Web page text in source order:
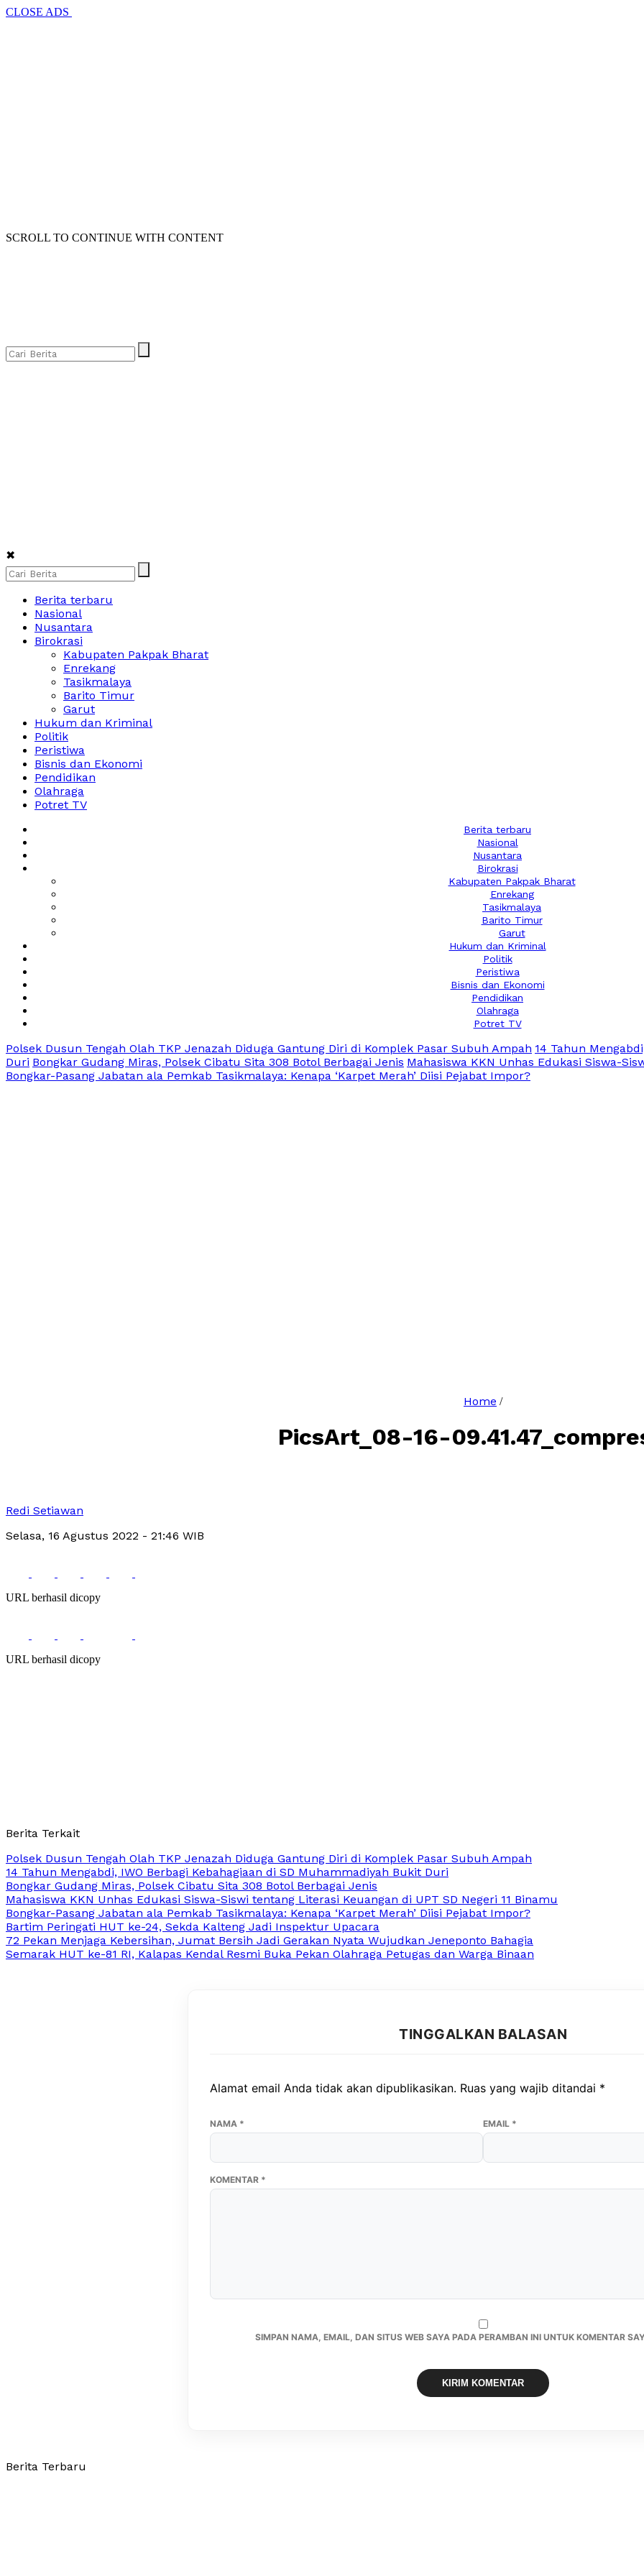
CLOSE ADS
SCROLL TO CONTINUE WITH CONTENT
✖
Berita terbaru
Nasional
Nusantara
Birokrasi
Kabupaten Pakpak Bharat
Enrekang
Tasikmalaya
Barito Timur
Garut
Hukum dan Kriminal
Politik
Peristiwa
Bisnis dan Ekonomi
Pendidikan
Olahraga
Potret TV
Berita terbaru
Nasional
Nusantara
Birokrasi
Kabupaten Pakpak Bharat
Enrekang
Tasikmalaya
Barito Timur
Garut
Hukum dan Kriminal
Politik
Peristiwa
Bisnis dan Ekonomi
Pendidikan
Olahraga
Potret TV
Polsek Dusun Tengah Olah TKP Jenazah Diduga Gantung Diri di Komplek Pasar Subuh Ampah 14 Tahun
Duri Bongkar Gudang Miras, Polsek Cibatu Sita 308 Botol Berbagai Jenis Mahasiswa KKN Unhas Edukasi Siswa-
Bongkar-Pasang Jabatan ala Pemkab Tasikmalaya: Kenapa ‘Karpet Merah’ Diisi Pejabat Impor?
Home /
PicsArt_08-16-
Redi Setiawan
Selasa, 16 Agustus 2022 - 21:46 WIB
URL berhasil dicopy
URL berhasil dicopy
Berita Terkait
Polsek Dusun Tengah Olah TKP Jenazah Diduga Gantung Diri di Komplek Pasar Subuh Ampah
14 Tahun Mengabdi, IWO Berbagi Kebahagiaan di SD Muhammadiyah Bukit Duri
Bongkar Gudang Miras, Polsek Cibatu Sita 308 Botol Berbagai Jenis
Mahasiswa KKN Unhas Edukasi Siswa-Siswi tentang Literasi Keuangan di UPT SD Negeri 11 Binamu
Bongkar-Pasang Jabatan ala Pemkab Tasikmalaya: Kenapa ‘Karpet Merah’ Diisi Pejabat Impor?
Bartim Peringati HUT ke-24, Sekda Kalteng Jadi Inspektur Upacara
72 Pekan Menjaga Kebersihan, Jumat Bersih Jadi Gerakan Nyata Wujudkan Jeneponto Bahagia
Semarak HUT ke-81 RI, Kalapas Kendal Resmi Buka Pekan Olahraga Petugas dan Warga Binaan
TINGGALKAN BALASAN
Alamat email Anda tidak akan dipublikasikan. Ruas yang wajib ditandai *
KOMENTAR *
NAMA * EMAIL *
SIMPAN NAMA, EMAIL, DAN SITUS WEB SAYA PADA PERAMBAN INI UNTUK KOMENTAR
Berita Terbaru